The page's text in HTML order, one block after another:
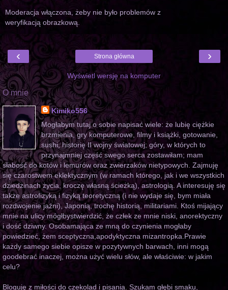
Moderacja włączona, żeby nie było problemów z
weryfikacją obrazkową.
‹ ›
Strona główna
Wyświetl wersję na komputer
O mnie
Kimiko556
Mogłabym tutaj o sobie napisać wiele: że lubię ciężkie
brzmienia, gry komputerowe, filmy i książki, gotowanie,
sushi, historię II wojny światowej; góry, w których to
przynajmniej część swego serca zostawiłam; mam
słabość do kotów i lemurów oraz zwierzaków nietypowych. Zajmuję
się czarostwem eklektycznym (w ramach którego, jak i we wszystkich
dziedzinach życia, kroczę własną ścieżką), astrologią. A interesuję się
także astrofizyką i fizyką teoretyczną (i nie wydaje się, bym miała
rozdwojenie jaźni), Japonią, trochę historią, militariami. Ktoś mijający
mnie na ulicy mógłbystwierdzić, że człek ze mnie niski, anorektyczny
i dość dziwny. Osobamająca ze mną do czynienia mogłaby
powiedzieć, żem sceptyczna,apodyktyczna mizantropka.Prawie
każdy samego siebie opisze w pozytywnych barwach, inni mogą
goodebrać inaczej, można użyć wielu słów, ale właściwie: w jakim
celu?
Bloguję z miłości do czekolad i pisania. Szukam głębi smaku,